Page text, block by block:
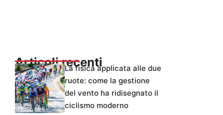
Articoli recentiLa fisica applicata alle due
ruote: come la gestione
del vento ha ridisegnato il
ciclismo moderno